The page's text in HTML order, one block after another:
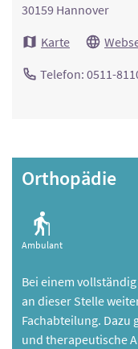
30159 Hannover
Karte
Telefon: 0511-
Orthopädie
Ambulant
Bei einem
an dieser Stelle
Fachabteilung.
und therapeutische